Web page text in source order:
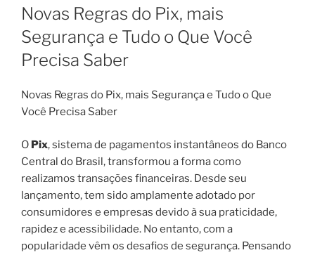
EM
Novas Regras do Pix, mais
Segurança e Tudo o Que Você
Precisa Saber
Novas Regras do Pix, mais Segurança e Tudo o Que
Você Precisa Saber
O Pix, sistema de pagamentos instantâneos do Banco
Central do Brasil, transformou a forma como
realizamos transações financeiras. Desde seu
lançamento, tem sido amplamente adotado por
consumidores e empresas devido à sua praticidade,
rapidez e acessibilidade. No entanto, com a
popularidade vêm os desafios de segurança. Pensando